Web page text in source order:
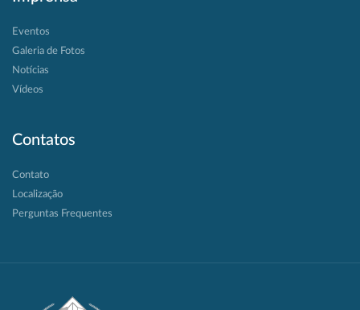
Eventos
Galeria de Fotos
Notícias
Vídeos
Contatos
Contato
Localização
Perguntas Frequentes